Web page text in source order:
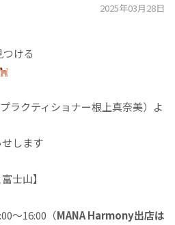
2025年03月28日
つける
ラクティショナー根上真奈美）よ
します
士山】
～16:00（MANA Harmony出店は